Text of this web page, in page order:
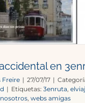
en
Freire | 27/07/17 |
| Etiquetas: 3enruta
webs amigas